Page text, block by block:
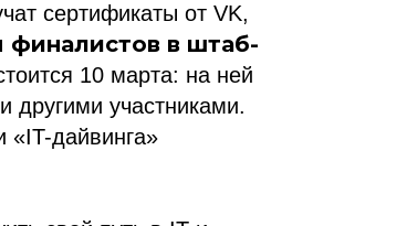
сертификаты от VK,
финалистов в штаб-
10 марта: на ней
другими участниками.
дайвинга»